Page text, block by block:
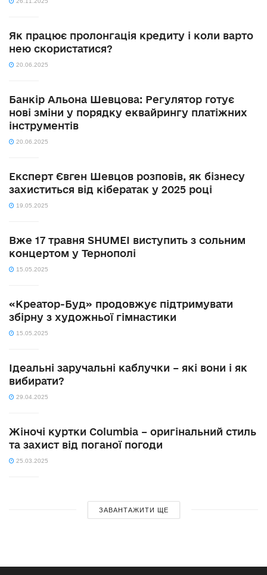
Як працює пролонгація кредиту і коли варто
нею скористатися?
20.06.2025
Банкір Альона Шевцова: Регулятор готує
нові зміни у порядку еквайрингу платіжних
інструментів
20.06.2025
Експерт Євген Шевцов розповів, як бізнесу
захиститься від кібератак у 2025 році
19.05.2025
Вже 17 травня SHUMEI виступить з сольним
концертом у Тернополі
15.05.2025
«Креатор-Буд» продовжує підтримувати
збірну з художньої гімнастики
15.05.2025
Ідеальні заручальні каблучки – які вони і як
вибирати?
29.04.2025
Жіночі куртки Columbia – оригінальний стиль
та захист від поганої погоди
25.03.2025
ЗАВАНТАЖИТИ ЩЕ